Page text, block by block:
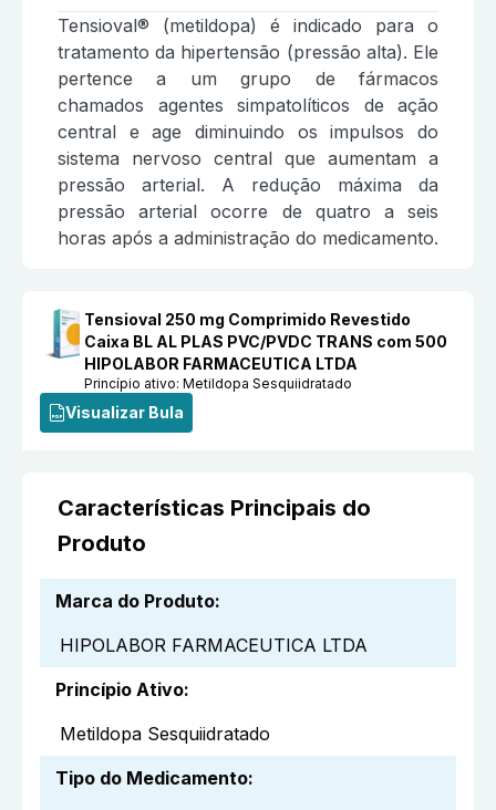
Tensioval® (metildopa) é indicado para o
tratamento da hipertensão (pressão alta). Ele
pertence a um grupo de fármacos
chamados agentes simpatolíticos de ação
central e age diminuindo os impulsos do
sistema nervoso central que aumentam a
pressão arterial. A redução máxima da
pressão arterial ocorre de quatro a seis
horas após a administração do medicamento.
Tensioval 250 mg Comprimido Revestido
Caixa BL AL PLAS PVC/PVDC TRANS com 500
HIPOLABOR FARMACEUTICA LTDA
Princípio ativo:Metildopa Sesquiidratado
Visualizar Bula
Características Principais do
Produto
Marca do Produto:
HIPOLABOR FARMACEUTICA LTDA
Princípio Ativo:
Metildopa Sesquiidratado
Tipo do Medicamento: